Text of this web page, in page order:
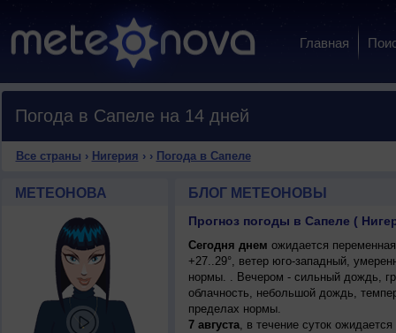
Главная
Погода в Сапеле на 14 дней
Все страны › Нигерия › › Погода в Сапеле
МЕТЕОНОВА БЛОГ МЕТЕОНОВЫ
Прогноз погоды в Сапеле (
Сегодня днем ожидается
+27..29°, ветер юго-западный,
нормы. . Вечером - сильный дождь,
облачность, небольшой дождь,
пределах нормы.
7 августа, в течение суток